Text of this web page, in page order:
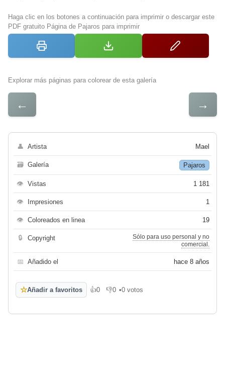
Haga clic en los botones a continuación para imprimir o descargar este
PDF gratuito Página de Pajaros para imprimir
Explorar más páginas para colorear de esta galería
← →
👤 Artista Mael
🗃 Galería Pajaros
👁 Vistas 1 181
👁 Impresiones 1
👁 Coloreados en linea 19
🔒 Copyright
Sólo para uso personal y no
comercial.
📅 Añadido el hace 8 años
☆Añadir a favoritos 👍0
Me gusta
👎0
No me gusta
•0 votos